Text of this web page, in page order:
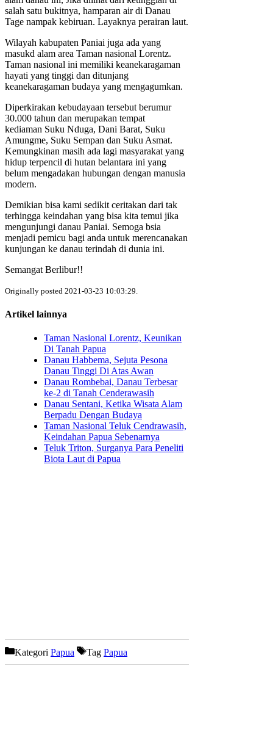
salah satu bukitnya, hamparan air di Danau
Tage nampak kebiruan. Layaknya perairan laut.
Wilayah kabupaten Paniai juga ada yang
masukd alam area Taman nasional Lorentz.
Taman nasional ini memiliki keanekaragaman
hayati yang tinggi dan ditunjang
keanekaragaman budaya yang mengagumkan.
Diperkirakan kebudayaan tersebut berumur
30.000 tahun dan merupakan tempat
kediaman Suku Nduga, Dani Barat, Suku
Amungme, Suku Sempan dan Suku Asmat.
Kemungkinan masih ada lagi masyarakat yang
hidup terpencil di hutan belantara ini yang
belum mengadakan hubungan dengan manusia
modern.
Demikian bisa kami sedikit ceritakan dari tak
terhingga keindahan yang bisa kita temui jika
mengunjungi danau Paniai. Semoga bsia
menjadi pemicu bagi anda untuk merencanakan
kunjungan ke danau terindah di dunia ini.
Semangat Berlibur!!
Originally posted 2021-03-23 10:03:29.
Artikel lainnya
Taman Nasional Lorentz, Keunikan
Di Tanah Papua
Danau Habbema, Sejuta Pesona
Danau Tinggi Di Atas Awan
Danau Rombebai, Danau Terbesar
ke-2 di Tanah Cenderawasih
Danau Sentani, Ketika Wisata Alam
Berpadu Dengan Budaya
Taman Nasional Teluk Cendrawasih,
Keindahan Papua Sebenarnya
Teluk Triton, Surganya Para Peneliti
Biota Laut di Papua
Kategori Papua Tag Papua